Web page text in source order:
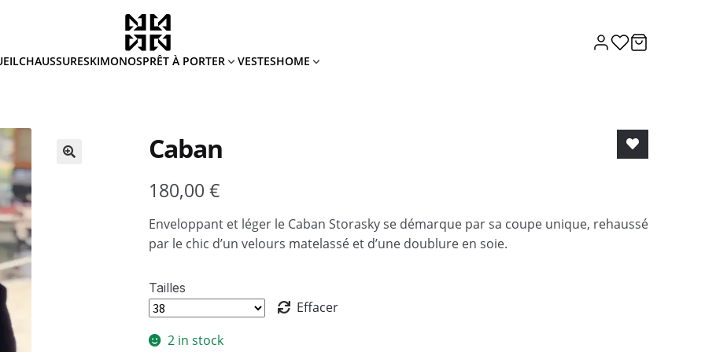
CHAUSSURESKIMONOSPRÊT À PORTER VESTESHOME
Caban
180,00 €
Enveloppant et léger le Caban Storasky se démarque par sa coupe unique, rehaussé
par le chic d’un velours matelassé et d’une doublure en soie.
Tailles
Effacer
2 in stock